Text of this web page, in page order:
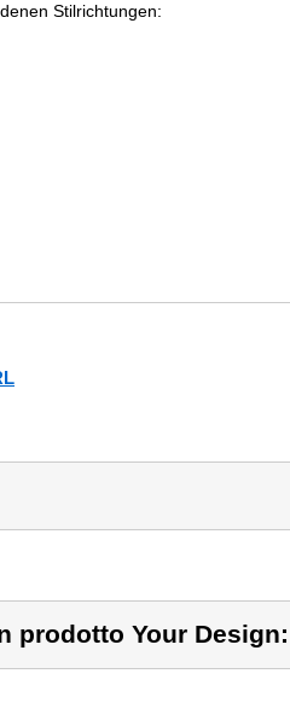
Stilrichtungen:
prodotto Your Design: